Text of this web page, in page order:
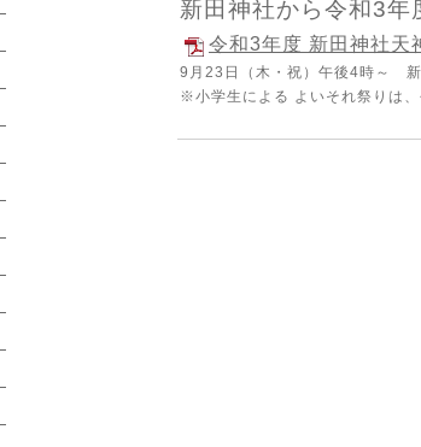
新田神社から令和3年
令和3年度 新田神社天
9月23日（木・祝）午後4時～
※小学生による よいそれ祭りは、